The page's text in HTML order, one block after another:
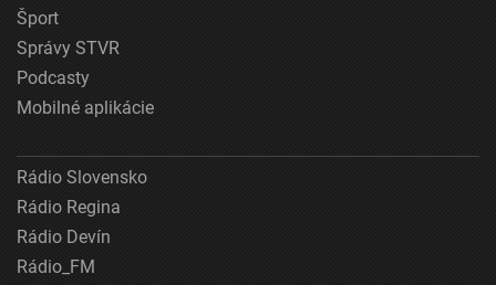
Šport
Správy STVR
Podcasty
Mobilné aplikácie
Rádio Slovensko
Rádio Regina
Rádio Devín
Rádio_FM